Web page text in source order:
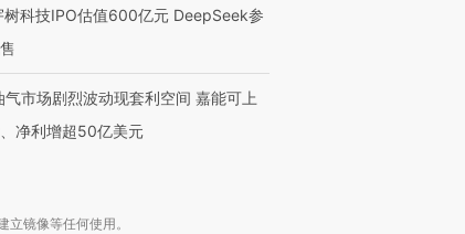
树科技IPO估值600亿元 DeepSeek参
气市场剧烈波动现套利空间 嘉能可上
净利增超50亿美元
镜像等任何使用。